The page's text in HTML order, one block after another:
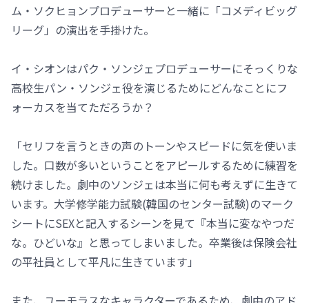
ム・ソクヒョンプロデューサーと一緒に「コメディビッグ
リーグ」の演出を手掛けた。
イ・シオンはパク・ソンジェプロデューサーにそっくりな
高校生パン・ソンジェ役を演じるためにどんなことにフ
ォーカスを当てただろうか？
「セリフを言うときの声のトーンやスピードに気を使いま
した。口数が多いということをアピールするために練習を
続けました。劇中のソンジェは本当に何も考えずに生きて
います。大学修学能力試験(韓国のセンター試験)のマーク
シートにSEXと記入するシーンを見て『本当に変なやつだ
な。ひどいな』と思ってしまいました。卒業後は保険会社
の平社員として平凡に生きています」